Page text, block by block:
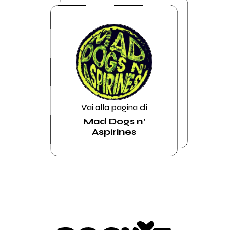
Vai alla pagina di
Mad Dogs n’
Aspirines